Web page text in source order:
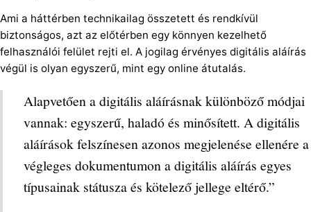
Ami a háttérben technikailag összetett és rendkívül
biztonságos, azt az előtérben egy könnyen kezelhető
felhasználói felület rejti el. A jogilag érvényes digitális aláírás
végül is olyan egyszerű, mint egy online átutalás.
Alapvetően a digitális aláírásnak különböző módjai
vannak: egyszerű, haladó és minősített. A digitális
aláírások felszínesen azonos megjelenése ellenére a
végleges dokumentumon a digitális aláírás egyes
típusainak státusza és kötelező jellege eltérő.”